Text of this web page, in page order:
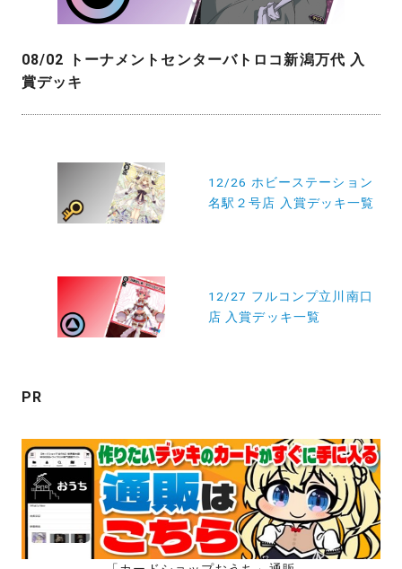
08/02 トーナメントセンターバトロコ新潟万代 入
賞デッキ
ン
12/26 ホビーステーション
名駅２号店 入賞デッキ一覧
12/27 フルコンプ立川南口
店 入賞デッキ一覧
PR